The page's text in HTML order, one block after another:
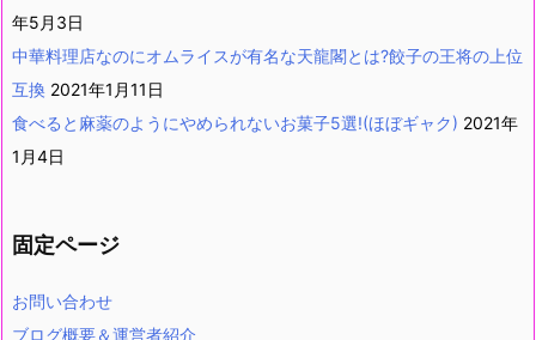
年5月3日
中華料理店なのにオムライスが有名な天龍閣とは?餃子の王将の上位
互換 2021年1月11日
食べると麻薬のようにやめられないお菓子5選!(ほぼギャク) 2021年
1月4日
固定ページ
お問い合わせ
ブログ概要＆運営者紹介